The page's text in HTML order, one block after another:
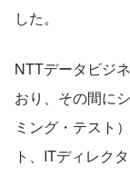
した。
NTTデータビジ
おり、その間に
ミング・テスト
ト、ITディレク